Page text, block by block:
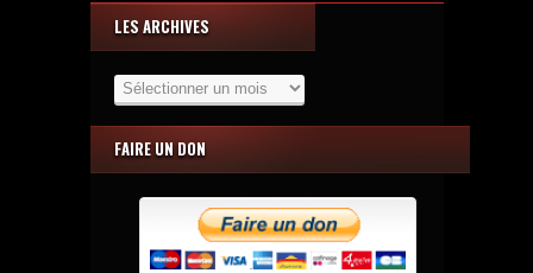
LES ARCHIVES
Archives
FAIRE UN DON